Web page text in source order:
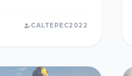
comenzamos con
CALTEPEC2022